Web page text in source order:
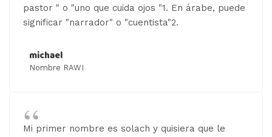
pastor " o "uno que cuida ojos "1. En árabe, puede
significar "narrador" o "cuentista"2.
michael
Nombre RAWI
Mi primer nombre es solach y quisiera que le